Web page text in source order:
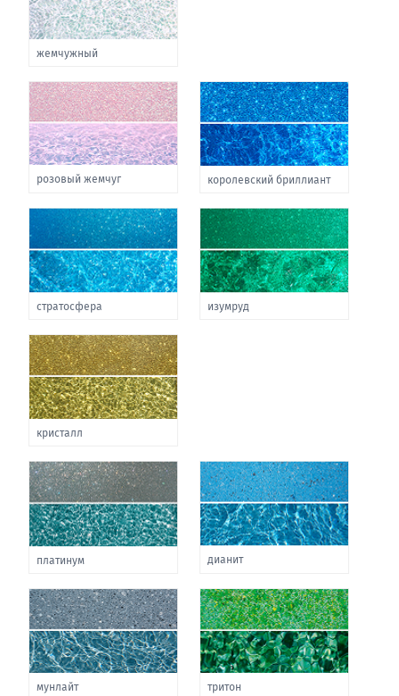
жемчужный
розовый жемчуг королевский бриллиант
стратосфера изумруд
кристалл
платинум дианит
мунлайт тритон